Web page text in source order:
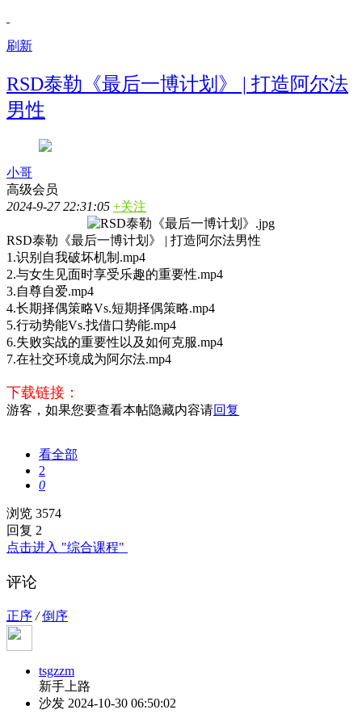
刷新
RSD泰勒《最后一博计划》 | 打造阿尔法
男性
小哥
高级会员
2024-9-27 22:31:05 +关注
RSD泰勒《最后一博计划》 | 打造阿尔法男性
1.识别自我破坏机制.mp4
2.与女生见面时享受乐趣的重要性.mp4
3.自尊自爱.mp4
4.长期择偶策略Vs.短期择偶策略.mp4
5.行动势能Vs.找借口势能.mp4
6.失败实战的重要性以及如何克服.mp4
7.在社交环境成为阿尔法.mp4
下载链接：
游客，如果您要查看本帖隐藏内容请回复
看全部
2
0
浏览 3574
回复 2
点击进入 "综合课程"
评论
正序 / 倒序
tsgzzm
新手上路
沙发 2024-10-30 06:50:02